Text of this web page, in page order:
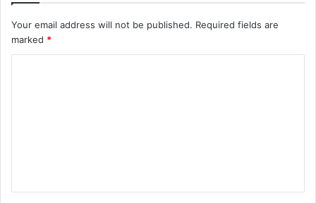
Your email address will not be published. Required fields are
marked *
t